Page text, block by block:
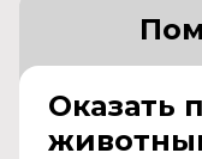
Оказать